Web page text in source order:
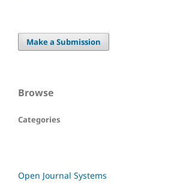
Make a Submission
Browse
Categories
Open Journal Systems